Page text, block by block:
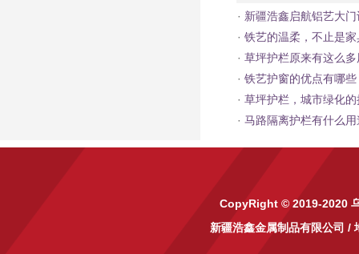
· 新疆浩鑫启航铝艺大
· 铁艺的温柔，不止是
· 草坪护栏原来有这么
· 铁艺护窗的优点有哪些
· 草坪护栏，城市绿化
· 马路隔离护栏有什么用
CopyRight © 2019-2020
新疆浩鑫金属制品有限公司 /